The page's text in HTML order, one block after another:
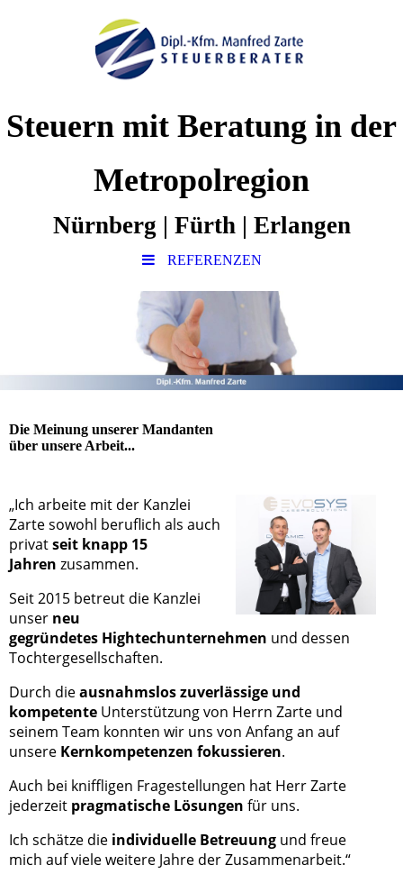
Steuern mit Beratung in der
Metropolregion
Nürnberg | Fürth | Erlangen
REFERENZEN
Die Meinung unserer Mandanten
über unsere Arbeit...
„Ich arbeite mit der Kanzlei
Zarte sowohl beruflich als auch
privatseit knapp 15
Jahren zusammen.
Seit 2015 betreut die Kanzlei
unser neu
gegründetes Hightechunternehmen und dessen
Tochtergesellschaften.
Durch dieausnahmslos zuverlässige und
kompetente Unterstützung von Herrn Zarte und
seinem Team konnten wir uns von Anfang an auf
unsere Kernkompetenzen fokussieren.
Auch bei kniffligen Fragestellungen hat Herr Zarte
jederzeit pragmatische Lösungen für uns.
Ich schätze die individuelle Betreuung und freue
mich auf viele weitere Jahre der Zusammenarbeit.“